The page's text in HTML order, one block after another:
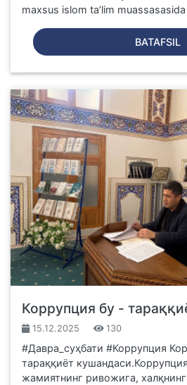
maxsus islom ta’lim
BATAFSIL
Коррупция бу -
15.12.2025 130
#Давра_суҳбати #Коррупция
тараққиёт
жамиятнинг ривожига, халқнинг